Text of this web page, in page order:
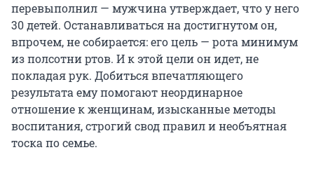
перевыполнил — мужчина утверждает, что у него
30 детей. Останавливаться на достигнутом он,
впрочем, не собирается: его цель — рота минимум
из полсотни ртов. И к этой цели он идет, не
покладая рук. Добиться впечатляющего
результата ему помогают неординарное
отношение к женщинам, изысканные методы
воспитания, строгий свод правил и необъятная
тоска по семье.